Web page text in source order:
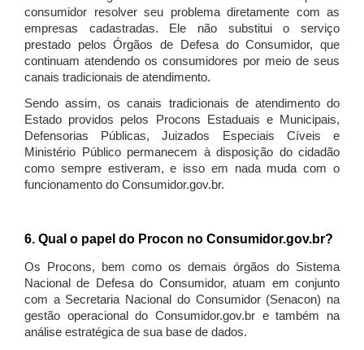
consumidor resolver seu problema diretamente com as
empresas cadastradas. Ele não substitui o serviço
prestado pelos Órgãos de Defesa do Consumidor, que
continuam atendendo os consumidores por meio de seus
canais tradicionais de atendimento.
Sendo assim, os canais tradicionais de atendimento do
Estado providos pelos Procons Estaduais e Municipais,
Defensorias Públicas, Juizados Especiais Cíveis e
Ministério Público permanecem à disposição do cidadão
como sempre estiveram, e isso em nada muda com o
funcionamento do Consumidor.gov.br.
6. Qual o papel do Procon no Consumidor.gov.br?
Os Procons, bem como os demais órgãos do Sistema
Nacional de Defesa do Consumidor, atuam em conjunto
com a Secretaria Nacional do Consumidor (Senacon) na
gestão operacional do Consumidor.gov.br e também na
análise estratégica de sua base de dados.